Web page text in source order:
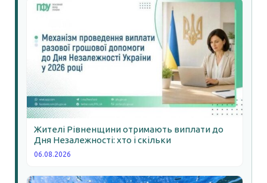
Жителі Рівненщини отримають виплати до
Дня Незалежності: хто і скільки
06.08.2026